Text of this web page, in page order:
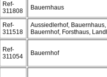
Ref-
311808
Bauernhaus
Ref-
311518
Aussiedlerhof, Bauernhaus,
Bauernhof, Forsthaus,
Ref-
311054
Bauernhof